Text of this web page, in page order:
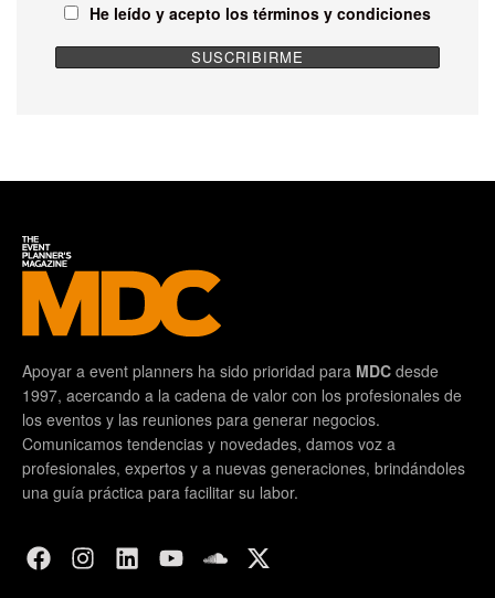
He leído y acepto los términos y condiciones
Apoyar a event planners ha sido prioridad para MDC desde
1997, acercando a la cadena de valor con los profesionales de
los eventos y las reuniones para generar negocios.
Comunicamos tendencias y novedades, damos voz a
profesionales, expertos y a nuevas generaciones, brindándoles
una guía práctica para facilitar su labor.